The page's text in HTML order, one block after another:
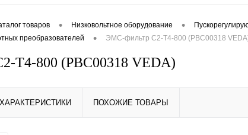
товаров • Низковольтное оборудование •
преобразователей • ЭМС-фильтр C2-T4-800 (PBC00318
T4-800 (PBC00318 VEDA)
ХАРАКТЕРИСТИКИ ПОХОЖИЕ ТОВАРЫ